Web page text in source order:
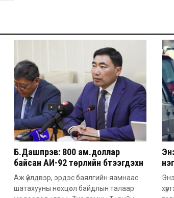
Б.Дашпүрэв: 800 ам.доллар
байсан АИ-92 төрлийн бүтээгдэхүүн
851 ам.доллар болж ирж байна
Аж үйлдвэр, эрдэс баялгийн яамнаас
шатахууны нөхцөл байдлын талаар